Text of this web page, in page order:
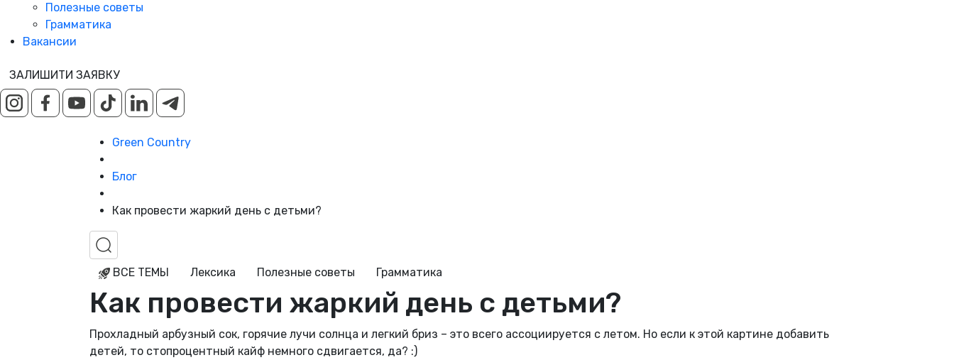
Полезные советы
Грамматика
Вакансии
ЗАЛИШИТИ ЗАЯВКУ
Green Country
Блог
Как провести жаркий день с детьми?
ВСЕ ТЕМЫ Лексика Полезные советы Грамматика
Как провести жаркий день с детьми?
Прохладный арбузный сок, горячие лучи солнца и легкий бриз – это всего ассоциируется с летом. Но если к этой картине добавить
детей, то стопроцентный кайф немного сдвигается, да? :)